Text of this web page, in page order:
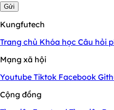
Gửi
Kungfutech
Trang chủ Khóa học Câu hỏi
Mạng xã hội
Youtube Tiktok Facebook
Cộng đồng